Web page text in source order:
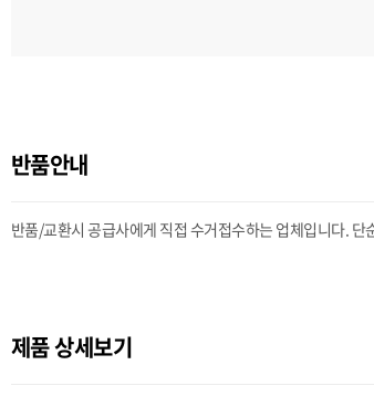
반품안내
반품/교환시 공급사에게 직접 수거접수하는 업체입니다.
제품 상세보기